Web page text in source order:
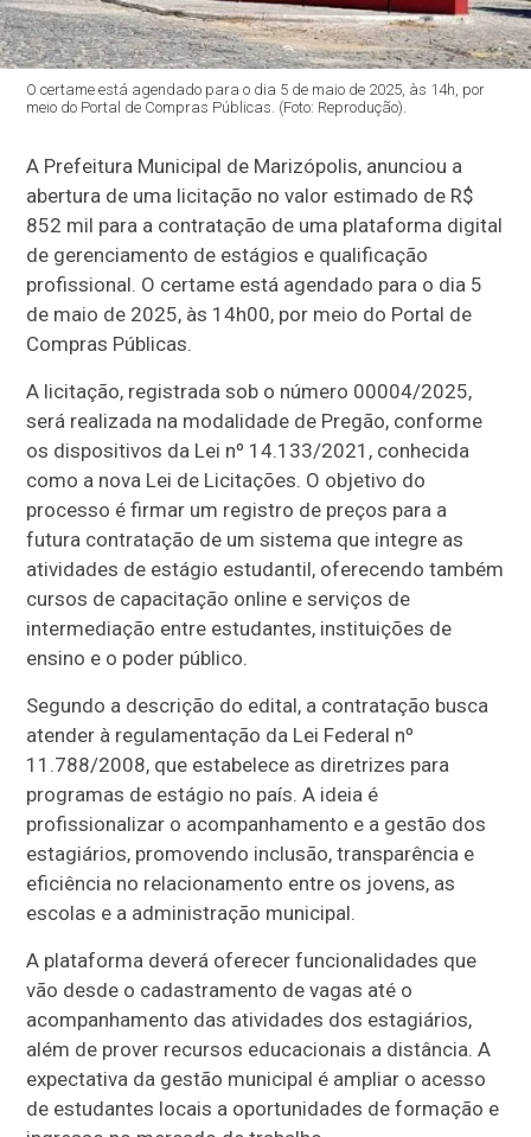
O certame está agendado para o dia 5 de maio de 2025, às 14h, por
meio do Portal de Compras Públicas. (Foto: Reprodução).
A Prefeitura Municipal de Marizópolis, anunciou a
abertura de uma licitação no valor estimado de R$
852 mil para a contratação de uma plataforma digital
de gerenciamento de estágios e qualificação
profissional. O certame está agendado para o dia 5
de maio de 2025, às 14h00, por meio do Portal de
Compras Públicas.
A licitação, registrada sob o número 00004/2025,
será realizada na modalidade de Pregão, conforme
os dispositivos da Lei nº 14.133/2021, conhecida
como a nova Lei de Licitações. O objetivo do
processo é firmar um registro de preços para a
futura contratação de um sistema que integre as
atividades de estágio estudantil, oferecendo também
cursos de capacitação online e serviços de
intermediação entre estudantes, instituições de
ensino e o poder público.
Segundo a descrição do edital, a contratação busca
atender à regulamentação da Lei Federal nº
11.788/2008, que estabelece as diretrizes para
programas de estágio no país. A ideia é
profissionalizar o acompanhamento e a gestão dos
estagiários, promovendo inclusão, transparência e
eficiência no relacionamento entre os jovens, as
escolas e a administração municipal.
A plataforma deverá oferecer funcionalidades que
vão desde o cadastramento de vagas até o
acompanhamento das atividades dos estagiários,
além de prover recursos educacionais a distância. A
expectativa da gestão municipal é ampliar o acesso
de estudantes locais a oportunidades de formação e